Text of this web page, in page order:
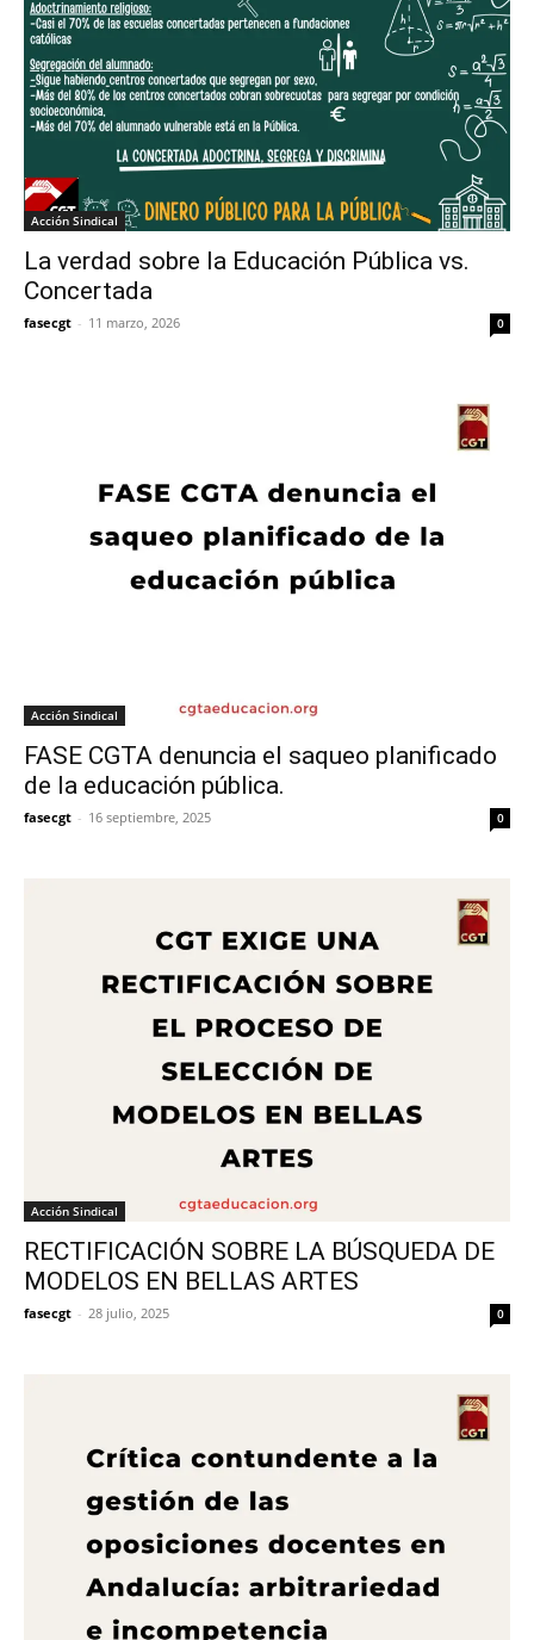
Acción Sindical
La verdad sobre la Educación Pública vs.
Concertada
fasecgt - 11 marzo, 2026 0
Acción Sindical
FASE CGTA denuncia el saqueo planificado
de la educación pública.
fasecgt - 16 septiembre, 2025 0
Acción Sindical
RECTIFICACIÓN SOBRE LA BÚSQUEDA DE
MODELOS EN BELLAS ARTES
fasecgt - 28 julio, 2025 0